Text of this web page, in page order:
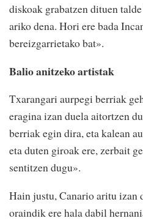
diskoak grabatzen dituen
ariko dena. Hori ere bada
bereizgarrietako bat».
Balio anitzeko artistak
Txarangari aurpegi berriak
eragina izan duela aitortzen
berriak egin dira, eta kalean
eta duten giroak ere, zerbait
sentitzen dugu».
Hain justu, Canario aritu izan
oraindik ere hala dabil